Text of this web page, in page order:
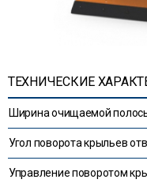
ТЕХНИЧЕСКИЕ
Ширина очищаемой
Угол поворота крыльев
Управление поворотом